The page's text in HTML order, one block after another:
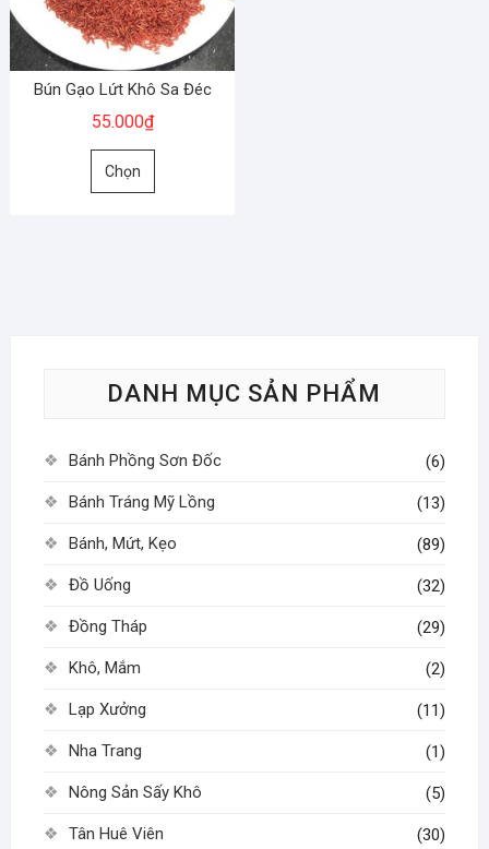
Bún Gạo Lứt Khô Sa Đéc
55.000₫
Chọn
Sản
chọn
được
chọn
trang
DANH MỤC SẢN PHẨM
Bánh Phồng Sơn Đốc (6)
Bánh Tráng Mỹ Lồng (13)
Bánh, Mứt, Kẹo (89)
Đồ Uống (32)
Đồng Tháp (29)
Khô, Mắm (2)
Lạp Xưởng (11)
Nha Trang (1)
Nông Sản Sấy Khô (5)
Tân Huê Viên (30)